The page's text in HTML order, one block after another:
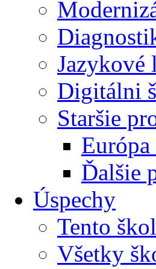
Jazykové
Digitálni
Staršie
Ďalšie
Úspechy
Tento
Všetky